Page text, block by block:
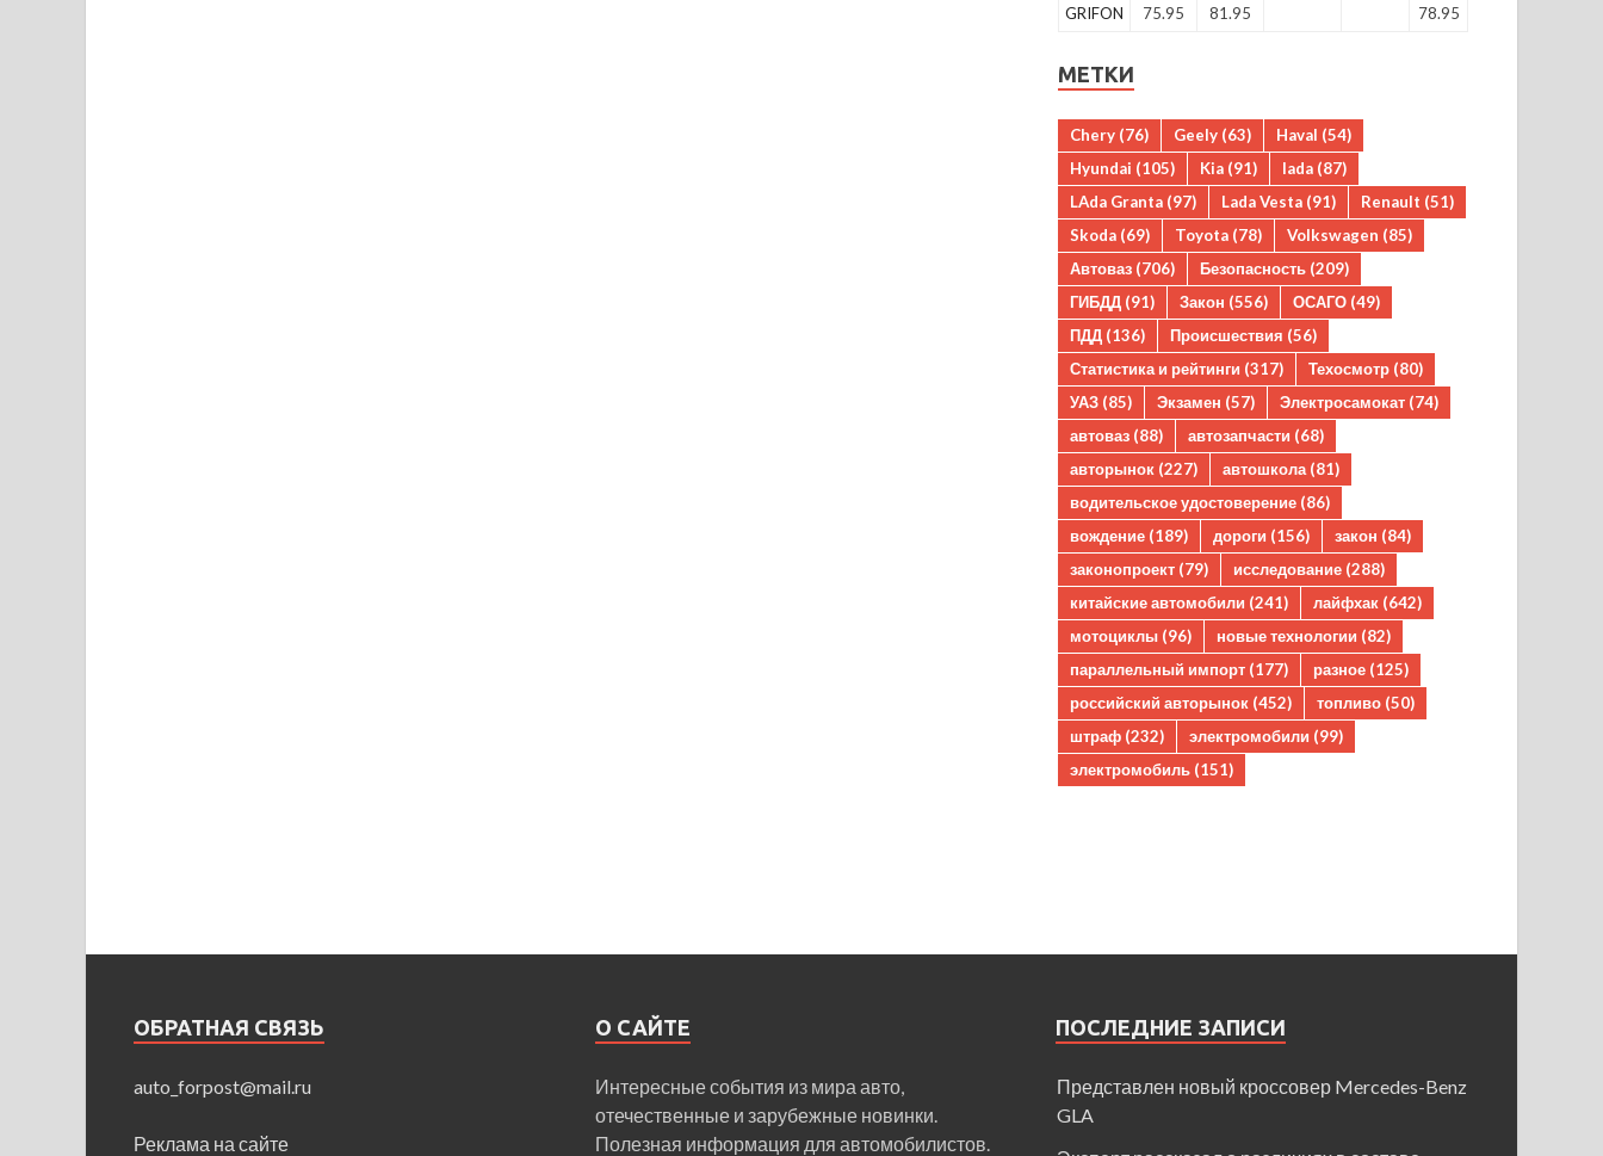
GRIFON
75.95 81.95 78.95
МЕТКИ
Chery (76) Geely (63) Haval (54)
Hyundai (105) Kia (91) lada (87)
LAda Granta (97) Lada Vesta (91) Renault (51)
Skoda (69) Toyota (78) Volkswagen (85)
Автоваз (706) Безопасность (209)
ГИБДД (91) Закон (556) ОСАГО (49)
ПДД (136) Происшествия (56)
Статистика и рейтинги (317) Техосмотр (80)
УАЗ (85) Экзамен (57) Электросамокат (74)
автоваз (88) автозапчасти (68)
авторынок (227) автошкола (81)
водительское удостоверение (86)
вождение (189) дороги (156) закон (84)
законопроект (79) исследование (288)
китайские автомобили (241) лайфхак (642)
мотоциклы (96) новые технологии (82)
параллельный импорт (177) разное (125)
российский авторынок (452) топливо (50)
штраф (232) электромобили (99)
электромобиль (151)
ОБРАТНАЯ СВЯЗЬ
auto_forpost@mail.ru
Реклама на сайте
О САЙТЕ
Интересные события из мира авто,
отечественные и зарубежные новинки.
Полезная информация для автомобилистов.
ПОСЛЕДНИЕ ЗАПИСИ
Представлен новый кроссовер Mercedes-Benz
GLA